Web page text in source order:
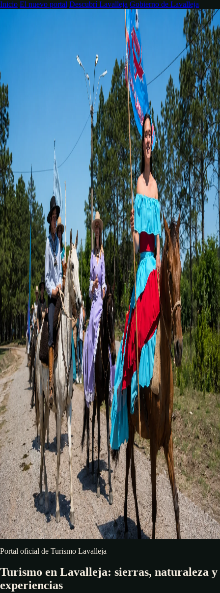
Inicio El nuevo portal Descubrí Lavalleja Gobierno de Lavalleja
Portal oficial de Turismo Lavalleja
Turismo en Lavalleja: sierras, naturaleza y
experiencias